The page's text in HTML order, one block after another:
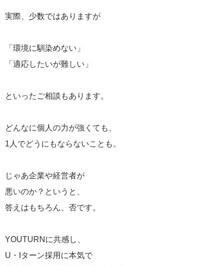
実際、少数ではありますが
「環境に馴染めない」
「適応したいが難しい」
といったご相談もあります。
どんなに個人の力が強くても、
1人でどうにもならないことも。
じゃあ企業や経営者が
悪いのか？というと、
答えはもちろん、否です。
YOUTURNに共感し、
U・Iターン採用に本気で